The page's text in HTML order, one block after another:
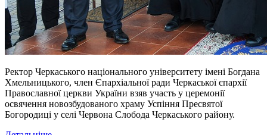
Ректор Черкаського національного університету імені Богдана
Хмельницького, член Єпархіальної ради Черкаської єпархії
Православної церкви України взяв участь у церемонії
освячення новозбудованого храму Успіння Пресвятої
Богородиці у селі Червона Слобода Черкаського району.